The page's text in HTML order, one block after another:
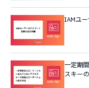
IAMユ
一定期
スキー